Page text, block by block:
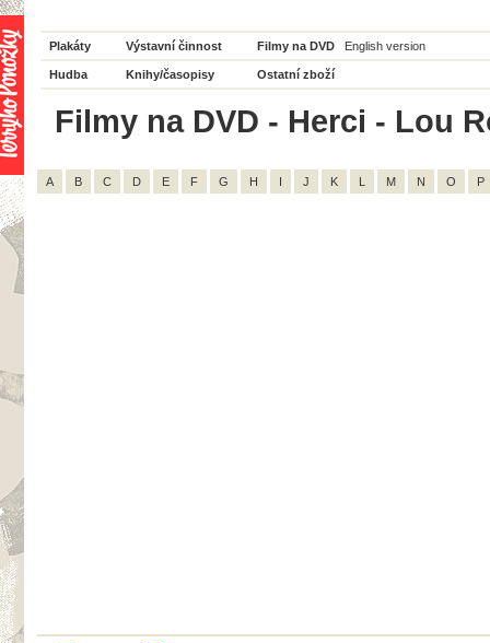
Plakáty Výstavní činnost Filmy na DVD English version
Hudba Knihy/časopisy Ostatní zboží
Filmy na DVD - Herci - Lou
A B C D E F G H I J K L M N O P